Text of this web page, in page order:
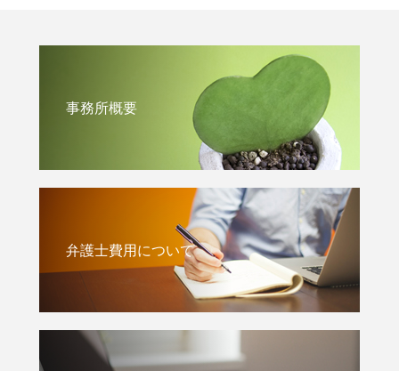
事務所概要
弁護士費用について